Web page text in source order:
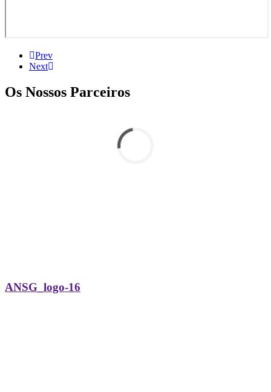
Prev
Next
Os Nossos Parceiros
ANSG_logo-16